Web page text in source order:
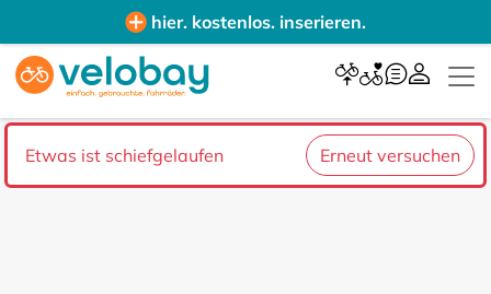
hier. kostenlos. inserieren.
Etwas ist schiefgelaufen Erneut versuchen